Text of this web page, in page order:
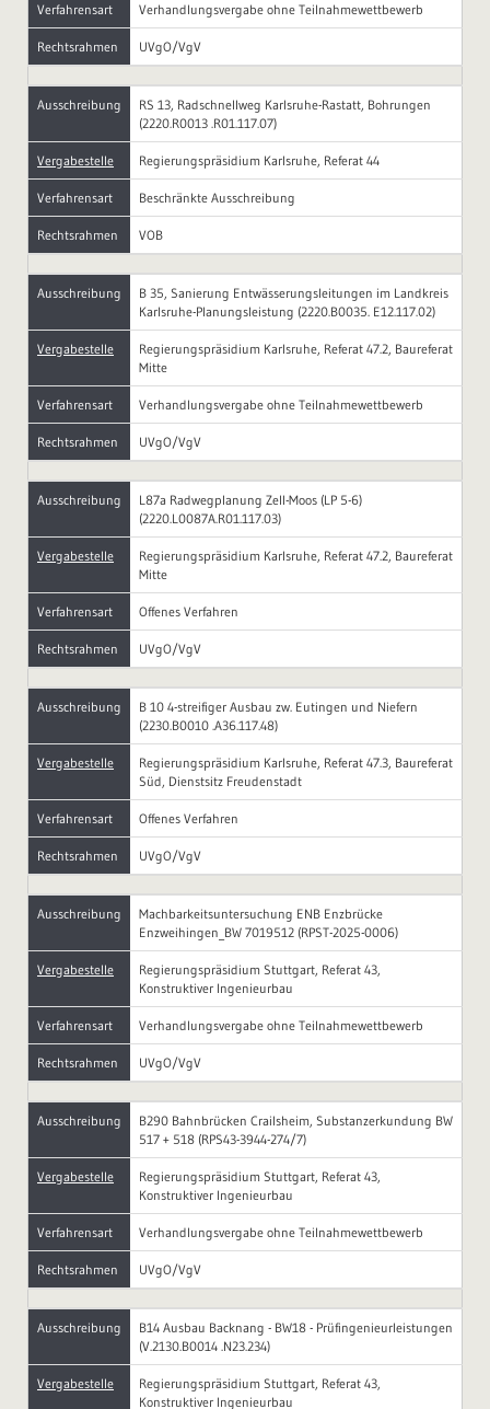
Verfahrensart Verhandlungsvergabe ohne Teilnahmewettbewerb
Rechtsrahmen UVgO/VgV
Ausschreibung
RS 13, Radschnellweg Karlsruhe-Rastatt, Bohrungen
(2220.R0013 .R01.117.07)
Vergabestelle Regierungspräsidium Karlsruhe, Referat 44
Verfahrensart Beschränkte Ausschreibung
Rechtsrahmen VOB
Ausschreibung
B 35, Sanierung Entwässerungsleitungen im Landkreis
Karlsruhe-Planungsleistung (2220.B0035. E12.117.02)
Vergabestelle
Regierungspräsidium Karlsruhe, Referat 47.2, Baureferat
Mitte
Verfahrensart Verhandlungsvergabe ohne Teilnahmewettbewerb
Rechtsrahmen UVgO/VgV
Ausschreibung
L87a Radwegplanung Zell-Moos (LP 5-6)
(2220.L0087A.R01.117.03)
Vergabestelle
Regierungspräsidium Karlsruhe, Referat 47.2, Baureferat
Mitte
Verfahrensart Offenes Verfahren
Rechtsrahmen UVgO/VgV
Ausschreibung
B 10 4-streifiger Ausbau zw. Eutingen und Niefern
(2230.B0010 .A36.117.48)
Vergabestelle
Regierungspräsidium Karlsruhe, Referat 47.3, Baureferat
Süd, Dienstsitz Freudenstadt
Verfahrensart Offenes Verfahren
Rechtsrahmen UVgO/VgV
Ausschreibung
Machbarkeitsuntersuchung ENB Enzbrücke
Enzweihingen_BW 7019512 (RPST-2025-0006)
Vergabestelle
Regierungspräsidium Stuttgart, Referat 43,
Konstruktiver Ingenieurbau
Verfahrensart Verhandlungsvergabe ohne Teilnahmewettbewerb
Rechtsrahmen UVgO/VgV
Ausschreibung
B290 Bahnbrücken Crailsheim, Substanzerkundung BW
517 + 518 (RPS43-3944-274/7)
Vergabestelle
Regierungspräsidium Stuttgart, Referat 43,
Konstruktiver Ingenieurbau
Verfahrensart Verhandlungsvergabe ohne Teilnahmewettbewerb
Rechtsrahmen UVgO/VgV
Ausschreibung
B14 Ausbau Backnang - BW18 - Prüfingenieurleistungen
(V.2130.B0014 .N23.234)
Vergabestelle
Regierungspräsidium Stuttgart, Referat 43,
Konstruktiver Ingenieurbau